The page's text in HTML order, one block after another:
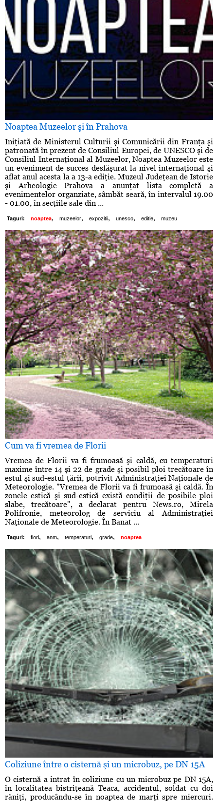
Noaptea Muzeelor şi în Prahova
Iniţiată de Ministerul Culturii şi Comunicării din Franţa şi
patronată în prezent de Consiliul Europei, de UNESCO şi de
Consiliul Internaţional al Muzeelor, Noaptea Muzeelor este
un eveniment de succes desfăşurat la nivel internaţional şi
aflat anul acesta la a 13-a ediţie. Muzeul Judeţean de Istorie
şi Arheologie Prahova a anunţat lista completă a
evenimentelor organziate, sâmbăt seară, în intervalul 19.00
- 01.00, în secţiile sale din ...
Taguri: noaptea, muzeelor, expozitii, unesco, editie, muzeu
Cum va fi vremea de Florii
Vremea de Florii va fi frumoasă şi caldă, cu temperaturi
maxime între 14 şi 22 de grade şi posibil ploi trecătoare în
estul şi sud-estul ţării, potrivit Administraţiei Naţionale de
Meteorologie. "Vremea de Florii va fi frumoasă şi caldă. În
zonele estică şi sud-estică există condiţii de posibile ploi
slabe, trecătoare", a declarat pentru News.ro, Mirela
Polifronie, meteorolog de serviciu al Administraţiei
Naţionale de Meteorologie. În Banat ...
Taguri: flori, anm, temperaturi, grade, noaptea
Coliziune între o cisternă şi un microbuz, pe DN 15A
O cisternă a intrat în coliziune cu un microbuz pe DN 15A,
în localitatea bistriţeană Teaca, accidentul, soldat cu doi
răniţi, producându-se în noaptea de marţi spre miercuri.